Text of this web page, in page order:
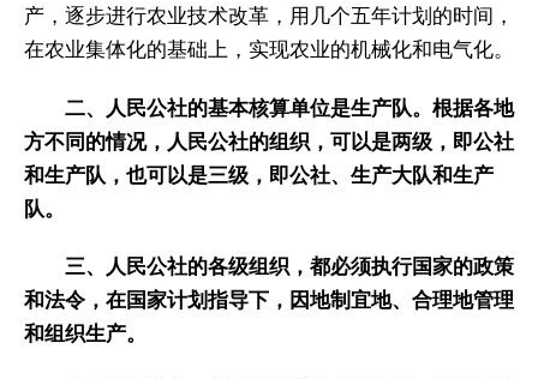
产，逐步进行农业技术改革，用几个五年计划的时间，
在农业集体化的基础上，实现农业的机械化和电气化。
二、人民公社的基本核算单位是生产队。根据各地
方不同的情况，人民公社的组织，可以是两级，即公社
和生产队，也可以是三级，即公社、生产大队和生产
队。
三、人民公社的各级组织，都必须执行国家的政策
和法令，在国家计划指导下，因地制宜地、合理地管理
和组织生产。